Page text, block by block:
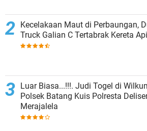
Kecelakaan Maut di Perbaungan,
Truck Galian C Tertabrak Kereta Api
Luar Biasa...!!!. Judi Togel di
Polsek Batang Kuis Polresta
Merajalela